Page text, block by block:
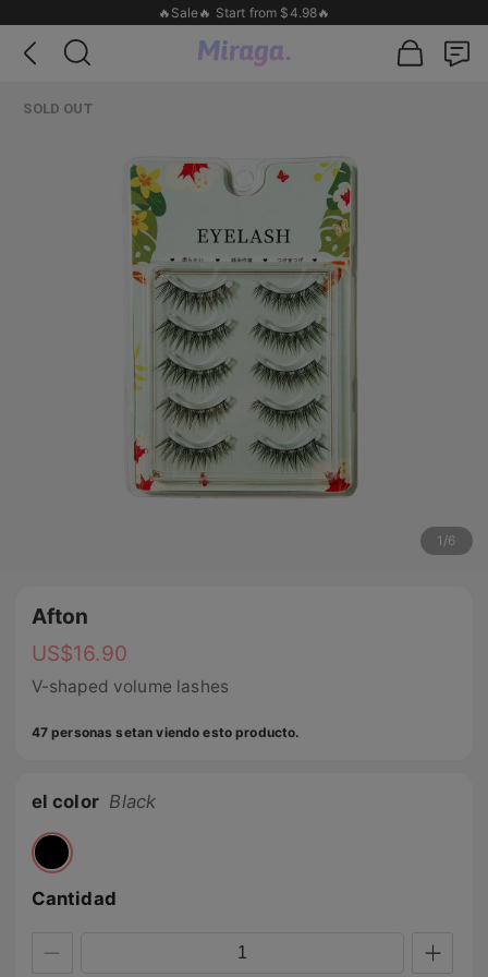
🔥Sale🔥 Start from $4.98🔥
SOLD OUT
1 /6
Afton
US$16.90
V-shaped volume lashes
47 personas setan viendo esto producto.
el color Black
Cantidad